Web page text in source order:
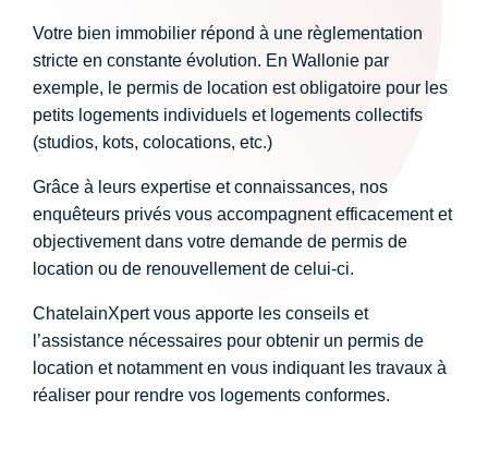
Votre bien immobilier répond à une règlementation
stricte en constante évolution. En Wallonie par
exemple, le permis de location est obligatoire pour les
petits logements individuels et logements collectifs
(studios, kots, colocations, etc.)
Grâce à leurs expertise et connaissances, nos
enquêteurs privés vous accompagnent efficacement et
objectivement dans votre demande de permis de
location ou de renouvellement de celui-ci.
ChatelainXpert vous apporte les conseils et
l’assistance nécessaires pour obtenir un permis de
location et notamment en vous indiquant les travaux à
réaliser pour rendre vos logements conformes.